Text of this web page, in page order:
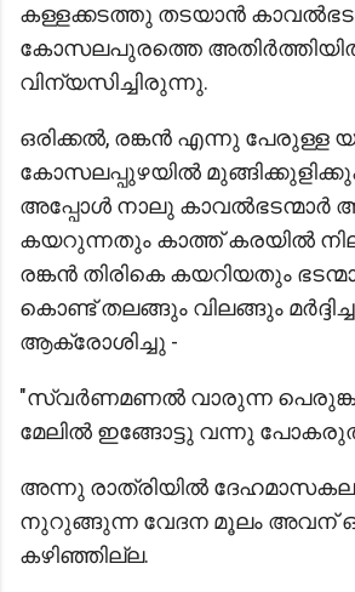
കള്ളക്കടത്തു തടയാൻ
കോസലപുരത്തെ
വിന്യസിച്ചിരുന്നു.
ഒരിക്കൽ, രങ്കൻ എന്നു പേരുള്ള
കോസലപ്പുഴയിൽ
അപ്പോൾ നാലു കാവൽഭടന്മാർ
കയറുന്നതും കാത്ത് കരയിൽ
രങ്കൻ തിരികെ കയറിയതും
കൊണ്ട് തലങ്ങും വിലങ്ങും
ആക്രോശിച്ചു -
"സ്വർണമണൽ വാരുന്ന
മേലിൽ ഇങ്ങോട്ടു വന്നു
അന്നു രാത്രിയിൽ
നുറുങ്ങുന്ന വേദന മൂലം അവന്
കഴിഞ്ഞില്ല.